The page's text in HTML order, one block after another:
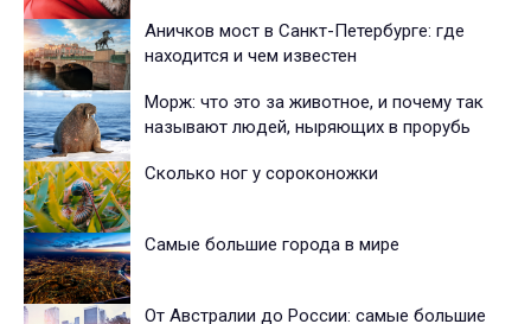
Аничков мост в Санкт-Петербурге: где
находится и чем известен
Морж: что это за животное, и почему так
называют людей, ныряющих в прорубь
Сколько ног у сороконожки
Самые большие города в мире
От Австралии до России: самые большие